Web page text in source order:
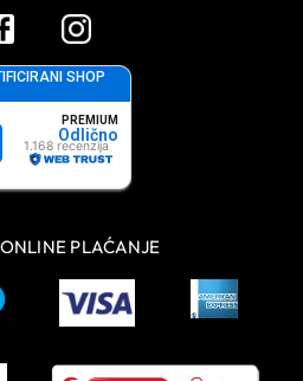
PLAĆANJE